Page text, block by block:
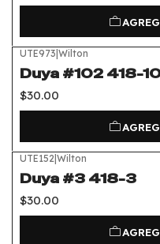
UTE973|Wilton
Duya #102 418-
$30.00
UTE152|Wilton
Duya #3 418-3
$30.00